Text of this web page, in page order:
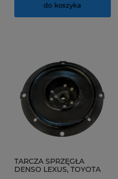
do koszyka
TARCZA SPRZĘGŁA
DENSO LEXUS, TOYOTA